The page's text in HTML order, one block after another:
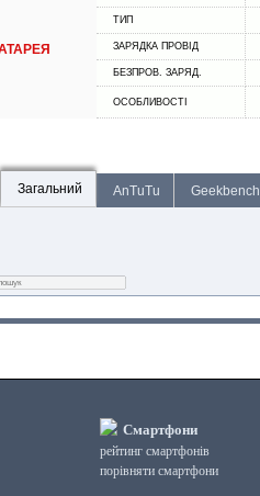
ТИП
ЗАРЯДКА ПРОВІД
БЕЗПРОВ. ЗАРЯД.
ОСОБЛИВОСТІ
Загальний AnTuTu Geekbench
Смартфони
рейтинг смартфонів
порівняти смартфони